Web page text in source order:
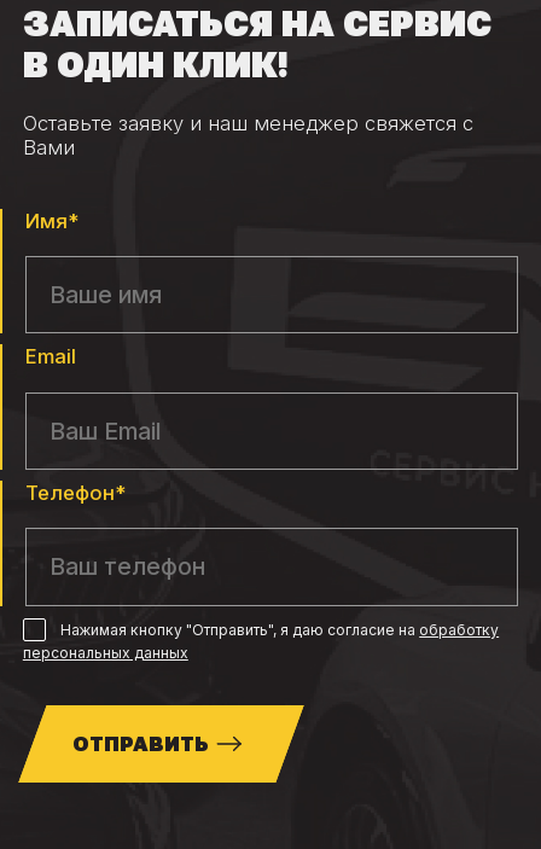
ЗАПИСАТЬСЯ НА СЕРВИС
В ОДИН КЛИК!
Оставьте заявку и наш менеджер свяжется с
Вами
Имя*
Email
Телефон*
Нажимая кнопку "Отправить", я даю согласиена обработку
персональных данных
ОТПРАВИТЬ